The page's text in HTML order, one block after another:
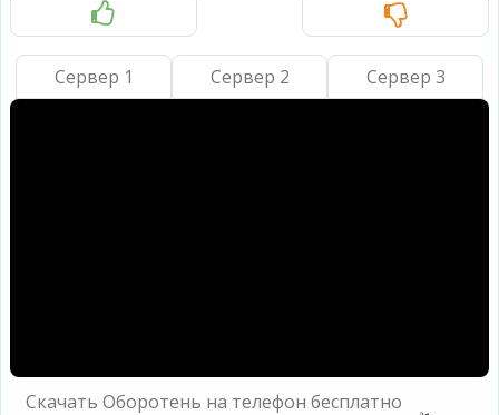
Сервер 1 Сервер 2 Сервер 3
Скачать Оборотень на телефон бесплатно